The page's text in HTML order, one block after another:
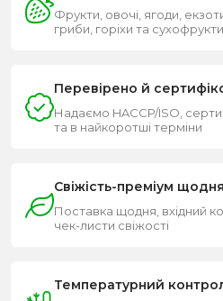
Фрукти, овочі, ягоди,
гриби, горіхи та сухофрукти
Перевірено й
Надаємо HACCP/ISO,
та в найкоротші терміни
Свіжість-преміум щодня
Поставка щодня, вхідний
чек-листи свіжості
Температурний